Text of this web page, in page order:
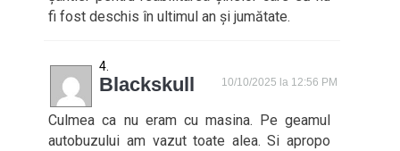
fi fost deschis în ultimul an și jumătate.
Blackskull 10/10/2025 la 12:56 PM
Culmea ca nu eram cu masina. Pe geamul
autobuzului am vazut toate alea. Si apropo